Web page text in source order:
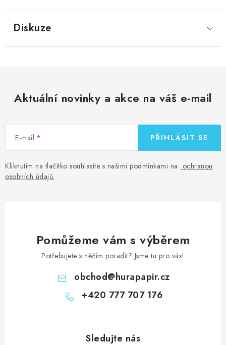
Diskuze
Aktuální novinky a akce na váš e-mail
E-mail
Kliknutím na tlačítko souhlasíte s našimi podmínkami na ochranou
osobních údajů.
PŘIHLÁSIT SE
Pomůžeme vám s výběrem
Potřebujete s něčím poradit? Jsme tu pro vás!
obchod@hurapapir.cz
+420 777 707 176